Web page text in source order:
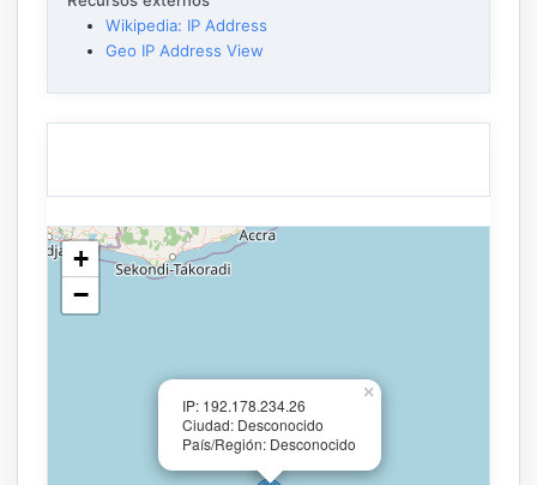
Wikipedia: IP Address
Geo IP Address View
IP: 192.178.234.26
Ciudad: Desconocido
País/Región: Desconocido
×
+
−